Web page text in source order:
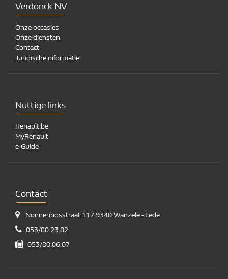
Verdonck NV
Onze occasies
Onze diensten
Contact
Juridische informatie
Nuttige links
Renault.be
MyRenault
e-Guide
Contact
Nonnenbosstraat 1179340 Wanzele - Lede
053/80.23.82
053/80.06.07